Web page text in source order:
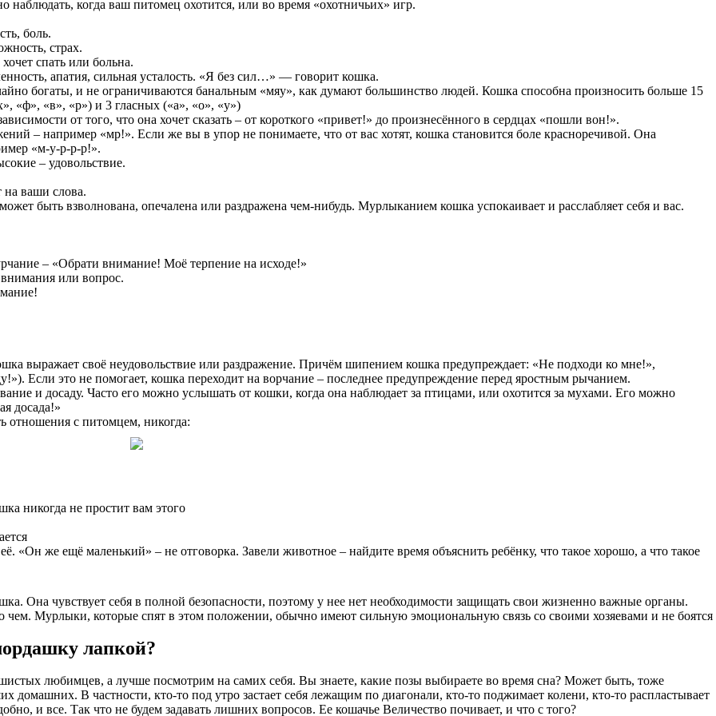
когда ваш питомец охотится, или во время «охотничьих» игр.
боль.
страх.
спать или больна.
апатия, сильная усталость. «Я без сил…» — говорит кошка.
богаты, и не ограничиваются банальным «мяу», как думают большинство людей. Кошка способна произносить больше 15
«ф», «в», «р») и 3 гласных («а», «о», «у»)
от того, что она хочет сказать – от короткого «привет!» до произнесённого в сердцах «пошли вон!».
– например «мр!». Если же вы в упор не понимаете, что от вас хотят, кошка становится боле красноречивой. Она
«м-у-р-р-р!».
– удовольствие.
на ваши слова.
быть взволнована, опечалена или раздражена чем-нибудь. Мурлыканием кошка успокаивает и расслабляет себя и вас.
– «Обрати внимание! Моё терпение на исходе!»
или вопрос.
выражает своё неудовольствие или раздражение. Причём шипением кошка предупреждает: «Не подходи ко мне!»,
Если это не помогает, кошка переходит на ворчание – последнее предупреждение перед яростным рычанием.
и досаду. Часто его можно услышать от кошки, когда она наблюдает за птицами, или охотится за мухами. Его можно
досада!»
отношения с питомцем, никогда:
никогда не простит вам этого
«Он же ещё маленький» – не отговорка. Завели животное – найдите время объяснить ребёнку, что такое хорошо, а что такое
Она чувствует себя в полной безопасности, поэтому у нее нет необходимости защищать свои жизненно важные органы.
чем. Мурлыки, которые спят в этом положении, обычно имеют сильную эмоциональную связь со своими хозяевами и не боятся
лапкой?
любимцев, а лучше посмотрим на самих себя. Вы знаете, какие позы выбираете во время сна? Может быть, тоже
домашних. В частности, кто-то под утро застает себя лежащим по диагонали, кто-то поджимает колени, кто-то распластывает
и все. Так что не будем задавать лишних вопросов. Ее кошачье Величество почивает, и что с того?